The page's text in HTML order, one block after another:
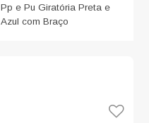
Pp e Pu Giratória Preta e
Azul com Braço